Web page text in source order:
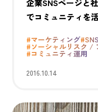
でコミュニティを
#マーケティング#SNS
#ソーシャルリスク /
#コミュニティ運用
2016.10.14